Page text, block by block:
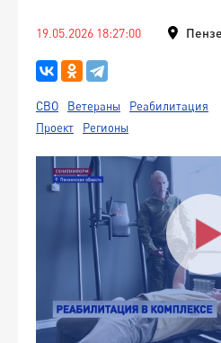
19.05.2026 18:27:00
СВО Ветераны
Реабилитация
Проект
Регионы